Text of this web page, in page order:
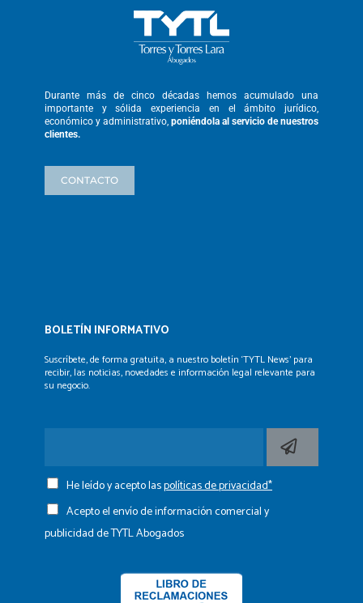
Durante más de cinco décadas hemos acumulado una
importante y sólidaexperiencia en el ámbito jurídico,
económico y administrativo, poniéndola al servicio de nuestros
clientes.
CONTACTO
BOLETÍN INFORMATIVO
Suscríbete, de forma gratuita, a nuestro boletín ‘TYTL News’ para
recibir, las noticias, novedades e información legal relevante para
su negocio.
He leído y acepto laspolíticas de privacidad*
Acepto el envío de información comercial y
publicidad de TYTL Abogados